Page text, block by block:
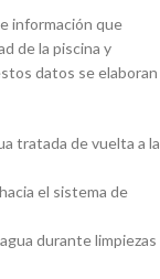
información que
de la piscina y
datos se elaboran
tratada de vuelta a la
el sistema de
durante limpiezas